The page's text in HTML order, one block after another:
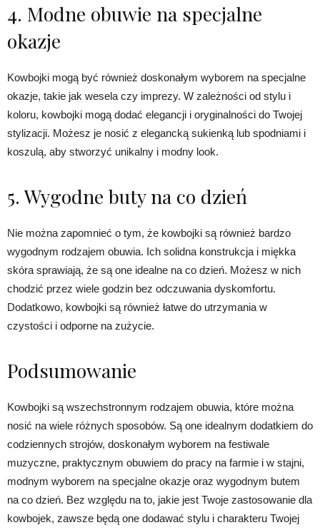
4. Modne obuwie na specjalne
okazje
Kowbojki mogą być również doskonałym wyborem na specjalne
okazje, takie jak wesela czy imprezy. W zależności od stylu i
koloru, kowbojki mogą dodać elegancji i oryginalności do Twojej
stylizacji. Możesz je nosić z elegancką sukienką lub spodniami i
koszulą, aby stworzyć unikalny i modny look.
5. Wygodne buty na co dzień
Nie można zapomnieć o tym, że kowbojki są również bardzo
wygodnym rodzajem obuwia. Ich solidna konstrukcja i miękka
skóra sprawiają, że są one idealne na co dzień. Możesz w nich
chodzić przez wiele godzin bez odczuwania dyskomfortu.
Dodatkowo, kowbojki są również łatwe do utrzymania w
czystości i odporne na zużycie.
Podsumowanie
Kowbojki są wszechstronnym rodzajem obuwia, które można
nosić na wiele różnych sposobów. Są one idealnym dodatkiem do
codziennych strojów, doskonałym wyborem na festiwale
muzyczne, praktycznym obuwiem do pracy na farmie i w stajni,
modnym wyborem na specjalne okazje oraz wygodnym butem
na co dzień. Bez względu na to, jakie jest Twoje zastosowanie dla
kowbojek, zawsze będą one dodawać stylu i charakteru Twojej